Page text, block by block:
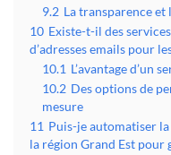
9.2 La transparence et
10 Existe-t-il des
d’adresses emails pour
10.1 L’avantage d’un
10.2 Des options de
mesure
11 Puis-je automatiser la
la région Grand Est pour